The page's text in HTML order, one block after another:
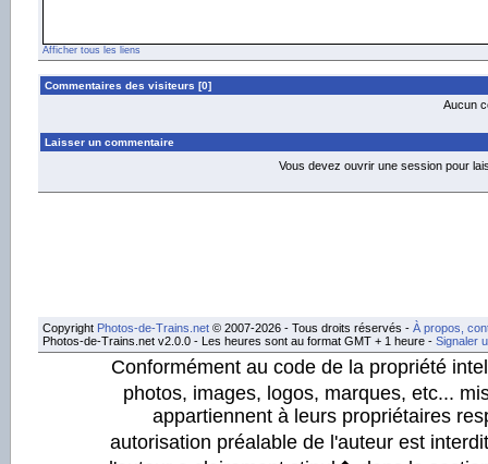
Afficher tous les liens
Commentaires des visiteurs [0]
Aucun
Laisser un commentaire
Vous devez ouvrir une session pour
Copyright Photos-de-Trains.net © 2007-2026 - Tous droits réservés - À propos,
Photos-de-Trains.net v2.0.0 - Les heures sont au format GMT + 1 heure - Signaler
Conformément au code de la propriété
photos, images, logos, marques, etc...
appartiennent à leurs propriétaires
autorisation préalable de l'auteur est